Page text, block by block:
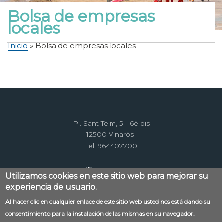
Bolsa de empresas
locales
Inicio Bolsa de empresas locales
Pl. Sant Telm, 5 - 6è pis
12500 Vinaròs
Tel. 964407700
Menú
Contacto Aviso legal Mapa web
Utilizamos cookies en este sitio web para mejorar su
experiencia de usuario.
Al hacer clic en cualquier enlace de este sitio web usted nos está dando su
consentimiento para la instalación de las mismas en su navegador.